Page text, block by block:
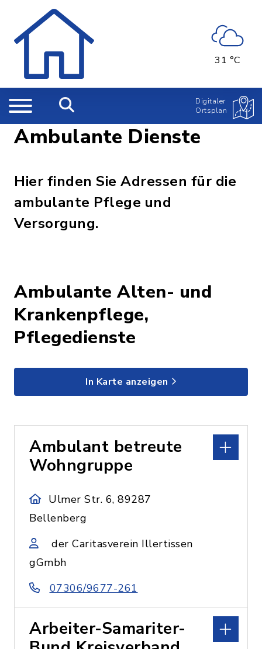
31 °C
Digitaler
Ortsplan
Ambulante Dienste
Hier finden Sie Adressen für die
ambulante Pflege und
Versorgung.
Ambulante Alten- und
Krankenpflege,
Pflegedienste
In Karte anzeigen
Ambulant betreute
Wohngruppe
Ulmer Str. 6, 89287
Bellenberg
der Caritasverein Illertissen
gGmbh
07306/9677-261
Arbeiter-Samariter-